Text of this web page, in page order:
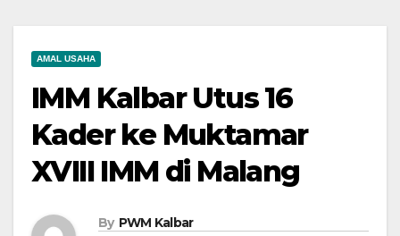
AMAL USAHA
IMM Kalbar Utus 16
Kader ke Muktamar
XVIII IMM di Malang
By PWM Kalbar